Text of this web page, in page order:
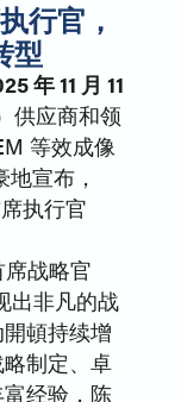
行官，
型
年 11 月 11
供应商和领
等效成像
宣布，
执行官
战略官
出非凡的战
頓持续增
制定、卓
经验，陈